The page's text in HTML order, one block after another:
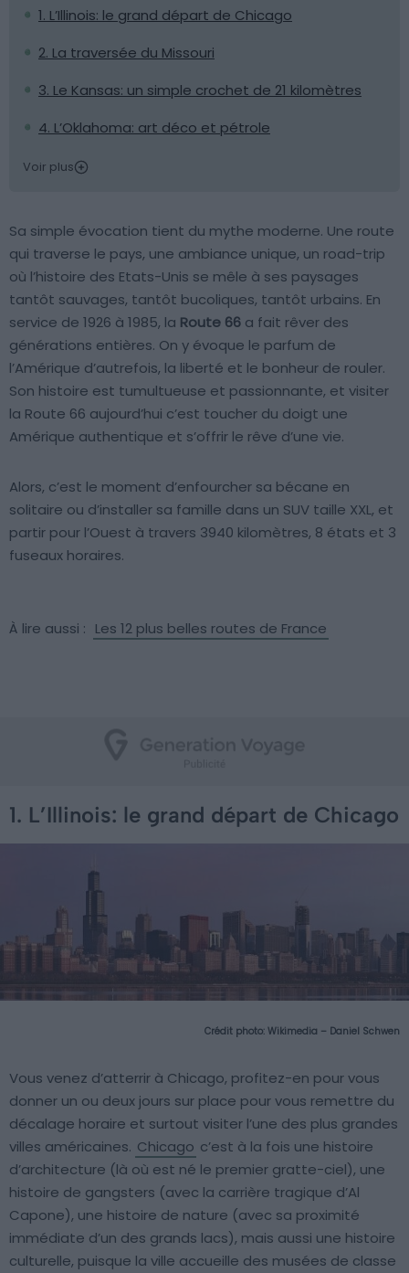
1. L’Illinois: le grand départ de Chicago
2. La traversée du Missouri
3. Le Kansas: un simple crochet de 21 kilomètres
4. L’Oklahoma: art déco et pétrole
Voir plus
Sa simple évocation tient du mythe moderne. Une route
qui traverse le pays, une ambiance unique, un road-trip
où l’histoire des Etats-Unis se mêle à ses paysages
tantôt sauvages, tantôt bucoliques, tantôt urbains. En
service de 1926 à 1985, la Route 66 a fait rêver des
générations entières. On y évoque le parfum de
l’Amérique d’autrefois, la liberté et le bonheur de rouler.
Son histoire est tumultueuse et passionnante, et visiter
la Route 66 aujourd’hui c’est toucher du doigt une
Amérique authentique et s’offrir le rêve d’une vie.
Alors, c’est le moment d’enfourcher sa bécane en
solitaire ou d’installer sa famille dans un SUV taille XXL, et
partir pour l’Ouest à travers 3940 kilomètres, 8 états et 3
fuseaux horaires.
À‌ ‌lire‌ ‌aussi‌ ‌:‌ ‌ Les 12 plus belles routes de France
1. L’Illinois: le grand départ de Chicago
Crédit photo: Wikimedia – Daniel Schwen
Vous venez d’atterrir à Chicago, profitez-en pour vous
donner un ou deux jours sur place pour vous remettre du
décalage horaire et surtout visiter l’une des plus grandes
villes américaines. Chicago c’est à la fois une histoire
d’architecture (là où est né le premier gratte-ciel), une
histoire de gangsters (avec la carrière tragique d’Al
Capone), une histoire de nature (avec sa proximité
immédiate d’un des grands lacs), mais aussi une histoire
culturelle, puisque la ville accueille des musées de classe